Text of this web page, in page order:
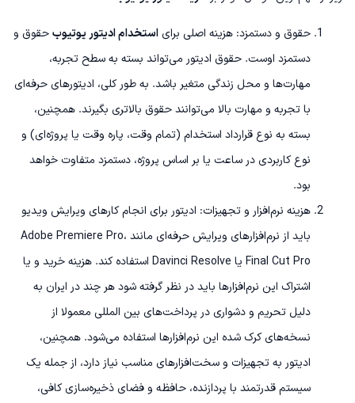
حقوق و دستمزد: هزینه اصلی برایاستخدام ادیتور یوتیوبحقوق و
دستمزد اوست. حقوق ادیتور می‌تواند بسته به سطح تجربه،
مهارت‌ها و محل زندگی متغیر باشد. به طور کلی، ادیتورهای حرفه‌ای
با تجربه و مهارت بالا می‌توانند حقوق بالاتری بگیرند. همچنین،
بسته به نوع قرارداد استخدام (تمام وقت، پاره وقت یا پروژه‌ای) و
نوع کاربردی در ساعت یا بر اساس پروژه، دستمزد متفاوت خواهد
بود.
هزینه نرم‌افزار و تجهیزات: ادیتور برای انجام کارهای ویرایش ویدیو
باید از نرم‌افزارهای ویرایش حرفه‌ای مانند Adobe Premiere Pro،
Final Cut Pro یا Davinci Resolve استفاده کند. هزینه خرید و یا
اشتراک این نرم‌افزارها باید در نظر گرفته شود هر چند در ایران به
دلیل تحریم و دشواری در پرداخت‌های بین المللی معمولا از
نسخه‌های کرک شده این نرم‌افزارها استفاده می‌شود. همچنین،
ادیتور به تجهیزات و سخت‌افزارهای مناسب نیاز دارد، از جمله یک
سیستم قدرتمند با پردازنده، حافظه و فضای ذخیره‌سازی کافی،